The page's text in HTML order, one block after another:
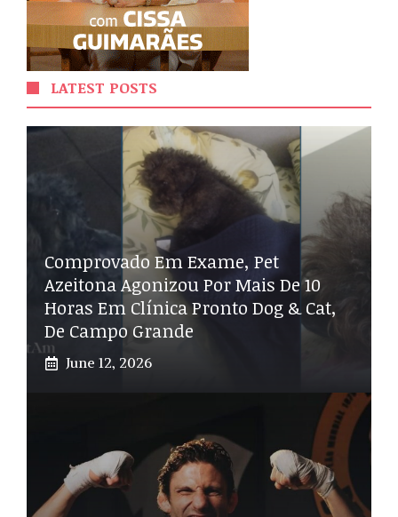
LATEST POSTS
Comprovado Em Exame, Pet
Azeitona Agonizou Por Mais De 10
Horas Em Clínica Pronto Dog & Cat,
De Campo Grande
June 12, 2026